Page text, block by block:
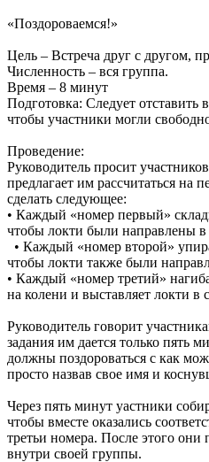
«Поздороваемся!»
Цель – Встреча друг с другом,
Численность – вся группа.
Время – 8 минут
Подготовка: Следует отставить
чтобы участники могли
Проведение:
Руководитель просит
предлагает им рассчитаться на
сделать следующее:
• Каждый «номер первый»
чтобы локти были направлены в
• Каждый «номер второй»
чтобы локти также были
• Каждый «номер третий»
на колени и выставляет локти в
Руководитель говорит
задания им дается только пять
должны поздороваться с как
просто назвав свое имя и
Через пять минут уастники
чтобы вместе оказались
третьи номера. После этого они
внутри своей группы.